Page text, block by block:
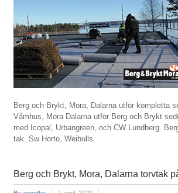
Berg och Brykt, Mora, Dalarna utför kompletta
Våmhus, Mora Dalarna utför Berg och Brykt
med Icopal, Urbangreen, och CW Lundberg.
tak. Sw Horto, Weibulls.
Berg och Brykt, Mora, Dalarna torvtak